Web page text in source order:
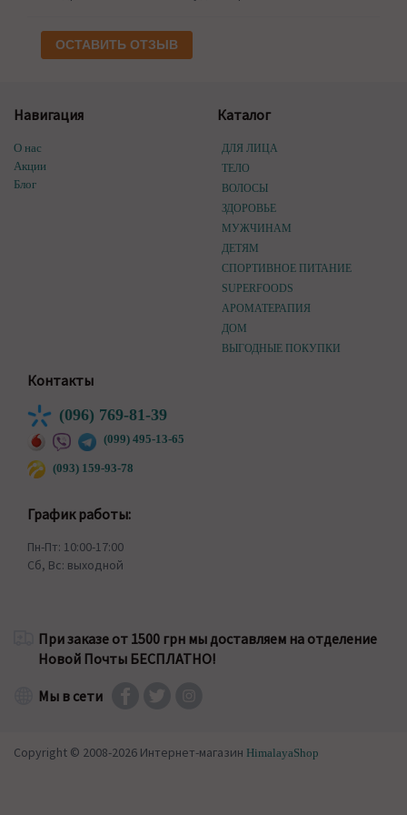
ОСТАВИТЬ ОТЗЫВ
Навигация
О нас
Акции
Блог
Каталог
ДЛЯ ЛИЦА
ТЕЛО
ВОЛОСЫ
ЗДОРОВЬЕ
МУЖЧИНАМ
ДЕТЯМ
СПОРТИВНОЕ ПИТАНИЕ
SUPERFOODS
АРОМАТЕРАПИЯ
ДОМ
ВЫГОДНЫЕ ПОКУПКИ
Контакты
(096) 769-81-39
(099) 495-13-65
(093) 159-93-78
График работы:
Пн-Пт: 10:00-17:00
Сб, Вс: выходной
При заказе от 1500 грн мы доставляем на отделение
Новой Почты БЕСПЛАТНО!
Мы в сети
Copyright © 2008-2026 Интернет-магазин HimalayaShop